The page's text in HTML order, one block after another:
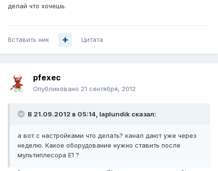
делай что хочешь.
Вставить ник Цитата
pfexec
Опубликовано 21 сентября, 2012
В 21.09.2012 в 05:14, laplundik сказал:
а вот с настройками что делать? канал дают уже через
неделю. Какое оборудование нужно ставить после
мультиплесора Е1 ?